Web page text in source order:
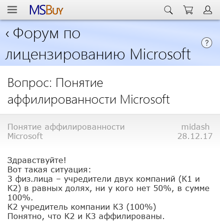
‹ Форум по
лицензированию Microsoft
Вопрос: Понятие
аффилированности Microsoft
Понятие аффилированности
Microsoft
midash
28.12.17
Здравствуйте!
Вот такая ситуация:
3 физ.лица – учредители двух компаний (К1 и
К2) в равных долях, ни у кого нет 50%, в сумме
100%.
К2 учредитель компании К3 (100%)
Понятно, что К2 и К3 аффилированы.